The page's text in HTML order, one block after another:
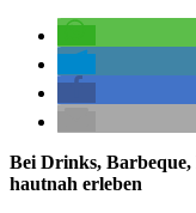
Bei Drinks,
hautnah erleben